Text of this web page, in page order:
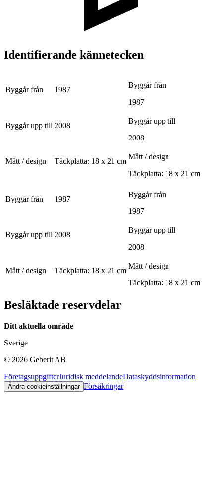
Identifierande kännetecken
Byggår från 1987
Byggår från
1987
Byggår upp till 2008
Byggår upp till
2008
Mått / design Täckplatta: 18 x 21 cm
Mått / design
Täckplatta: 18 x 21 cm
Byggår från 1987
Byggår från
1987
Byggår upp till 2008
Byggår upp till
2008
Mått / design Täckplatta: 18 x 21 cm
Mått / design
Täckplatta: 18 x 21 cm
Besläktade reservdelar
Ditt aktuella område
Sverige
© 2026 Geberit AB
FöretagsuppgifterJuridisk meddelandeDataskyddsinformation
Ändra cookieinställningar Försäkringar